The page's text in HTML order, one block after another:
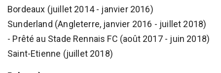
Bordeaux (juillet 2014 - janvier 2016)
Sunderland (Angleterre, janvier 2016 - juillet 2018)
- Prêté au Stade Rennais FC (août 2017 - juin 2018)
Saint-Etienne (juillet 2018)